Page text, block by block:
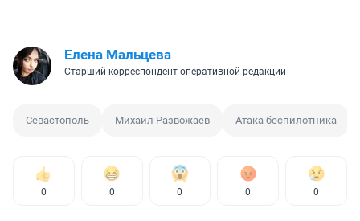
Елена Мальцева
Старший корреспондент оперативной редакции
Севастополь Михаил Развожаев Атака беспилотника
0 0 0 0 0